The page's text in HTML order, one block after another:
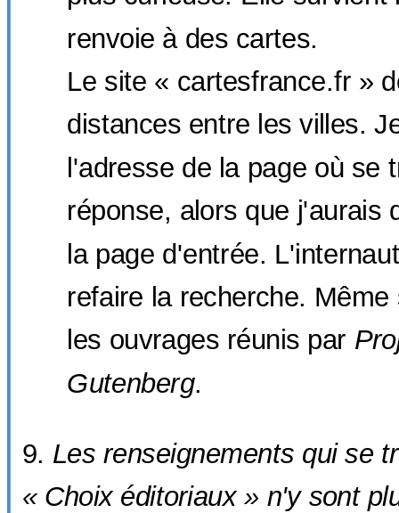
renvoie à des cartes.
Le site « cartesfrance.fr »
distances entre les villes.
l'adresse de la page où se
réponse, alors que j'aurais
la page d'entrée.
refaire la recherche. Même
les ouvrages réunis par
Gutenberg.
Les renseignements qui se
« Choix éditoriaux » n'y sont